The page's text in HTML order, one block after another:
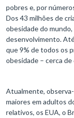
pobres e, por
Dos 43 milhões de
obesidade do
desenvolvimento.
que 9% de todos os
obesidade – cerca
Atualmente,
maiores em adultos
relativos, os EUA, o